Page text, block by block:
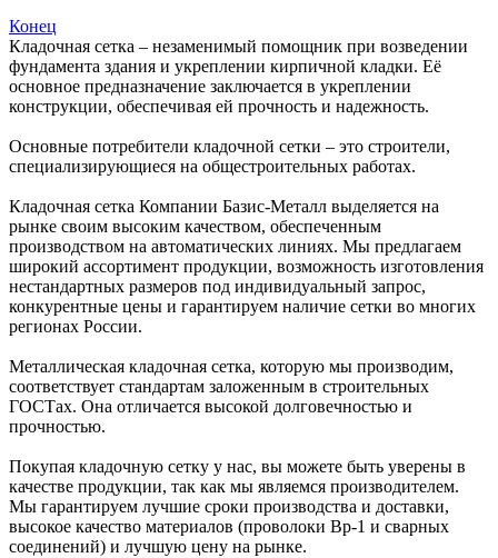
Конец
Кладочная сетка – незаменимый помощник при возведении
фундамента здания и укреплении кирпичной кладки. Её
основное предназначение заключается в укреплении
конструкции, обеспечивая ей прочность и надежность.
Основные потребители кладочной сетки – это строители,
специализирующиеся на общестроительных работах.
Кладочная сетка Компании Базис-Металл выделяется на
рынке своим высоким качеством, обеспеченным
производством на автоматических линиях. Мы предлагаем
широкий ассортимент продукции, возможность изготовления
нестандартных размеров под индивидуальный запрос,
конкурентные цены и гарантируем наличие сетки во многих
регионах России.
Металлическая кладочная сетка, которую мы производим,
соответствует стандартам заложенным в строительных
ГОСТах. Она отличается высокой долговечностью и
прочностью.
Покупая кладочную сетку у нас, вы можете быть уверены в
качестве продукции, так как мы являемся производителем.
Мы гарантируем лучшие сроки производства и доставки,
высокое качество материалов (проволоки Вр-1 и сварных
соединений) и лучшую цену на рынке.